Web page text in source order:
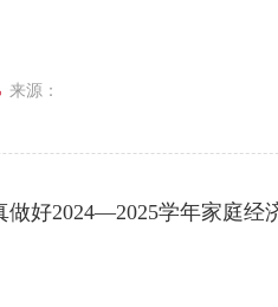
来源：
做好2024—2025学年家庭经